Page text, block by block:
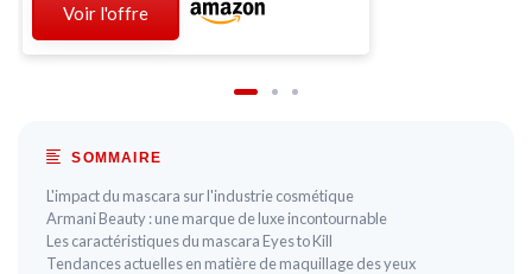
Voir l'offre
SOMMAIRE
L'impact du mascara sur l'industrie cosmétique
Armani Beauty : une marque de luxe incontournable
Les caractéristiques du mascara Eyes to Kill
Tendances actuelles en matière de maquillage des yeux